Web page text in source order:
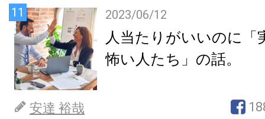
11 2023/06/12
人当たりがいいのに「
怖い人たち」の話。
安達 裕哉